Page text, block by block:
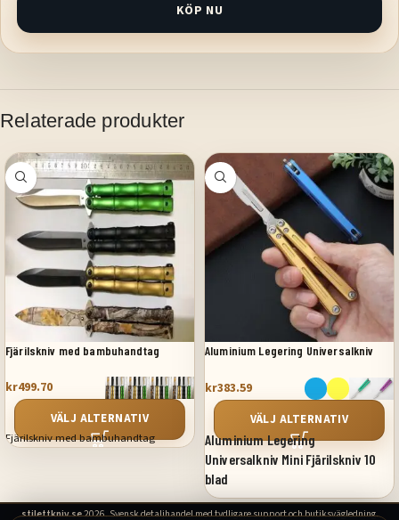
KÖP NU
Relaterade produkter
Fjärilskniv med bambuhandtag
kr499.70
VÄLJ ALTERNATIV
Fjärilskniv med bambuhandtag
Aluminium Legering Universalkniv
kr383.59
VÄLJ ALTERNATIV
Aluminium Legering
Universalkniv Mini Fjärilskniv 10
blad
stilettkniv.se2026. Svensk detaljhandel med tydligare support och butiksvägledning.